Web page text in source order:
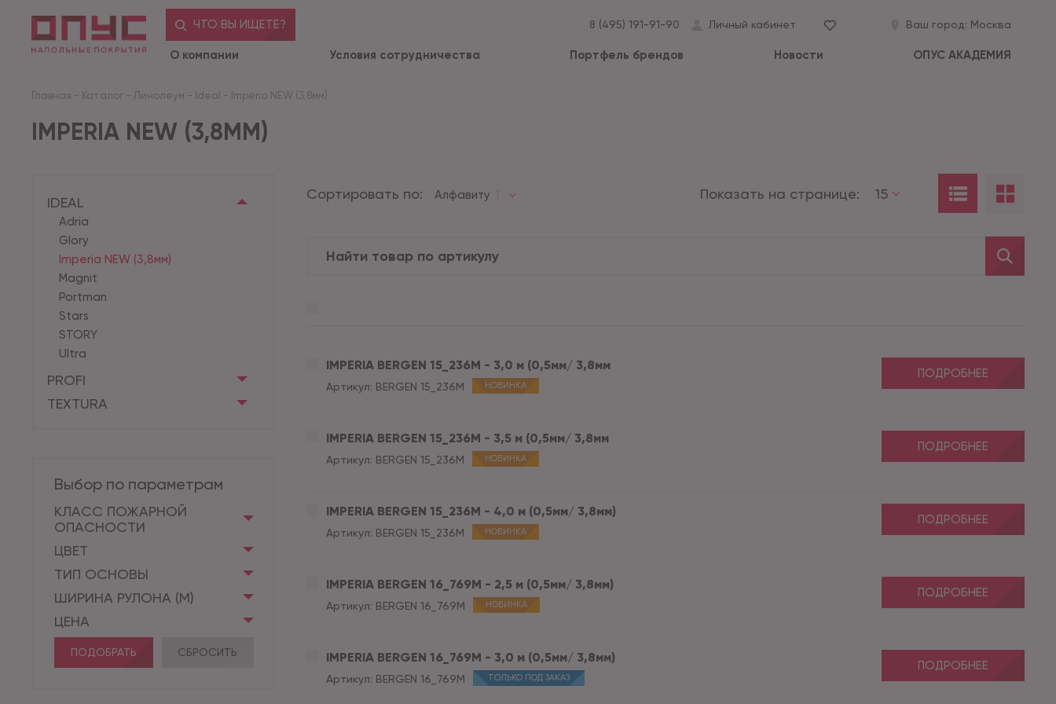
ЧТО ВЫ ИЩЕТЕ? 8 (495) 191-91-90 Личный кабинет Ваш город: Москва
О компании Условия сотрудничества Портфель брендов Новости ОПУС АКАДЕМИЯ
Главная - Каталог - Линолеум - Ideal - Imperia NEW (3,8мм)
IMPERIA NEW (3,8ММ)
IDEAL
Adria
Glory
Imperia NEW (3,8мм)
Magnit
Portman
Stars
STORY
Ultra
PROFI
TEXTURA
Выбор по параметрам
КЛАСС ПОЖАРНОЙ
ОПАСНОСТИ
ЦВЕТ
ТИП ОСНОВЫ
ШИРИНА РУЛОНА (М)
ЦЕНА
ПОДОБРАТЬ СБРОСИТЬ
Сортировать по: Алфавиту Показать на странице: 15
IMPERIA BERGEN 15_236M - 3,0 м (0,5мм/ 3,8мм
Артикул: BERGEN 15_236M НОВИНКА
ПОДРОБНЕЕ
IMPERIA BERGEN 15_236M - 3,5 м (0,5мм/ 3,8мм
Артикул: BERGEN 15_236M НОВИНКА
ПОДРОБНЕЕ
IMPERIA BERGEN 15_236M - 4,0 м (0,5мм/ 3,8мм)
Артикул: BERGEN 15_236M НОВИНКА
ПОДРОБНЕЕ
IMPERIA BERGEN 16_769M - 2,5 м (0,5мм/ 3,8мм)
Артикул: BERGEN 16_769M НОВИНКА
ПОДРОБНЕЕ
IMPERIA BERGEN 16_769M - 3,0 м (0,5мм/ 3,8мм)
Артикул: BERGEN 16_769M ТОЛЬКО ПОД ЗАКАЗ
ПОДРОБНЕЕ